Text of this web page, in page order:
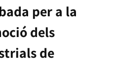
per a la
dels
de